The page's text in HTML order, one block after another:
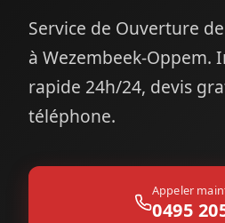
Service de Ouverture
à Wezembeek-Oppem.
rapide 24h/24, devis
téléphone.
Appeler
0495